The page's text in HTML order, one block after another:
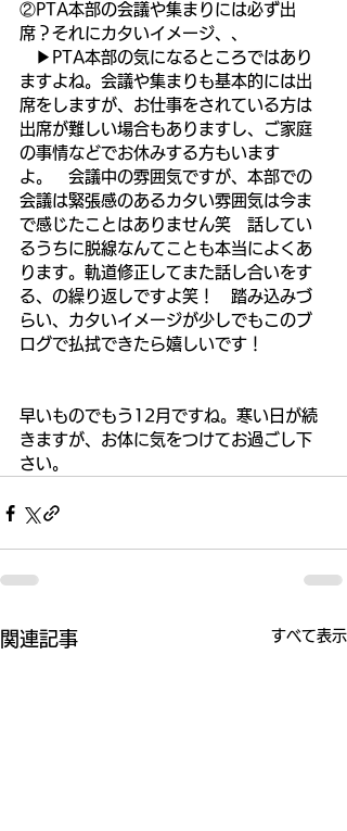
②PTA本部の会議や集まりには必ず出
席？それにカタいイメージ、、
▶︎PTA本部の気になるところではあり
ますよね。会議や集まりも基本的には出
席をしますが、お仕事をされている方は
出席が難しい場合もありますし、ご家庭
の事情などでお休みする方もいます
よ。　会議中の雰囲気ですが、本部での
会議は緊張感のあるカタい雰囲気は今ま
で感じたことはありません笑　話してい
るうちに脱線なんてことも本当によくあ
ります。軌道修正してまた話し合いをす
る、の繰り返しですよ笑！　踏み込みづ
らい、カタいイメージが少しでもこのブ
ログで払拭できたら嬉しいです！
早いものでもう12月ですね。寒い日が続
きますが、お体に気をつけてお過ごし下
さい。
関連記事 すべて表示